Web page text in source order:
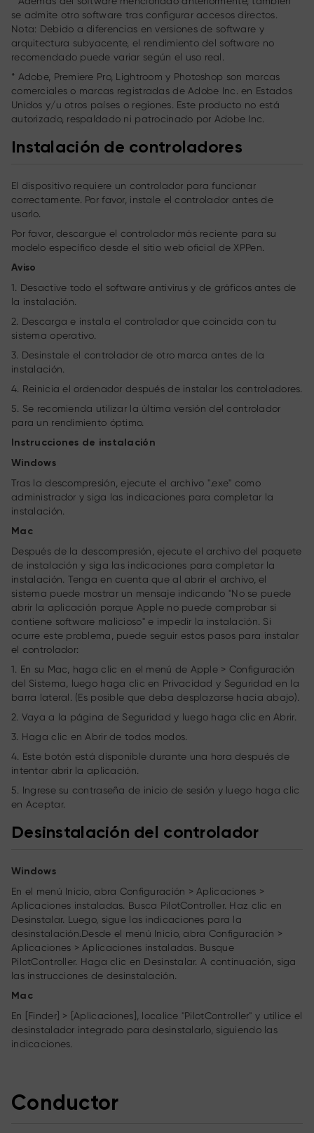
se admite otro software tras configurar accesos directos.
Nota: Debido a diferencias en versiones de software y
arquitectura subyacente, el rendimiento del software no
recomendado puede variar según el uso real.
* Adobe, Premiere Pro, Lightroom y Photoshop son marcas
comerciales o marcas registradas de Adobe Inc. en Estados
Unidos y/u otros países o regiones. Este producto no está
autorizado, respaldado ni patrocinado por Adobe Inc.
Instalación de controladores
El dispositivo requiere un controlador para funcionar
correctamente. Por favor, instale el controlador antes de
usarlo.
Por favor, descargue el controlador más reciente para su
modelo específico desde el sitio web oficial de XPPen.
Aviso
1. Desactive todo el software antivirus y de gráficos antes de
la instalación.
2. Descarga e instala el controlador que coincida con tu
sistema operativo.
3. Desinstale el controlador de otro marca antes de la
instalación.
4. Reinicia el ordenador después de instalar los controladores.
5. Se recomienda utilizar la última versión del controlador
para un rendimiento óptimo.
Instrucciones de instalación
Windows
Tras la descompresión, ejecute el archivo ".exe" como
administrador y siga las indicaciones para completar la
instalación.
Mac
Después de la descompresión, ejecute el archivo del paquete
de instalación y siga las indicaciones para completar la
instalación. Tenga en cuenta que al abrir el archivo, el
sistema puede mostrar un mensaje indicando "No se puede
abrir la aplicación porque Apple no puede comprobar si
contiene software malicioso" e impedir la instalación. Si
ocurre este problema, puede seguir estos pasos para instalar
el controlador:
1. En su Mac, haga clic en el menú de Apple > Configuración
del Sistema, luego haga clic en Privacidad y Seguridad en la
barra lateral. (Es posible que deba desplazarse hacia abajo).
2. Vaya a la página de Seguridad y luego haga clic en Abrir.
3. Haga clic en Abrir de todos modos.
4. Este botón está disponible durante una hora después de
intentar abrir la aplicación.
5. Ingrese su contraseña de inicio de sesión y luego haga clic
en Aceptar.
Desinstalación del controlador
Windows
En el menú Inicio, abra Configuración > Aplicaciones >
Aplicaciones instaladas. Busca PilotController. Haz clic en
Desinstalar. Luego, sigue las indicaciones para la
desinstalación.Desde el menú Inicio, abra Configuración >
Aplicaciones > Aplicaciones instaladas. Busque
PilotController. Haga clic en Desinstalar. A continuación, siga
las instrucciones de desinstalación.
Mac
En [Finder] > [Aplicaciones], localice "PilotController" y utilice el
desinstalador integrado para desinstalarlo, siguiendo las
indicaciones.
Conductor